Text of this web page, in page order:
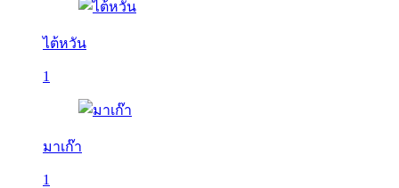
ไต้หวัน
1
มาเก๊า
1